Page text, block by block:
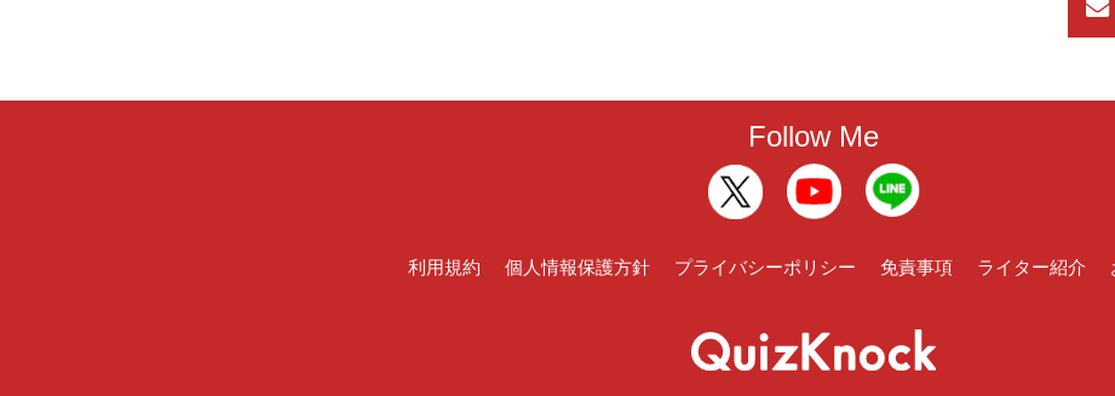
Follow Me
利用規約 個人情報保護方針 プライバシーポリシー 免責事項 ライター紹介